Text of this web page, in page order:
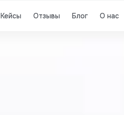
Кейсы Отзывы Блог О нас